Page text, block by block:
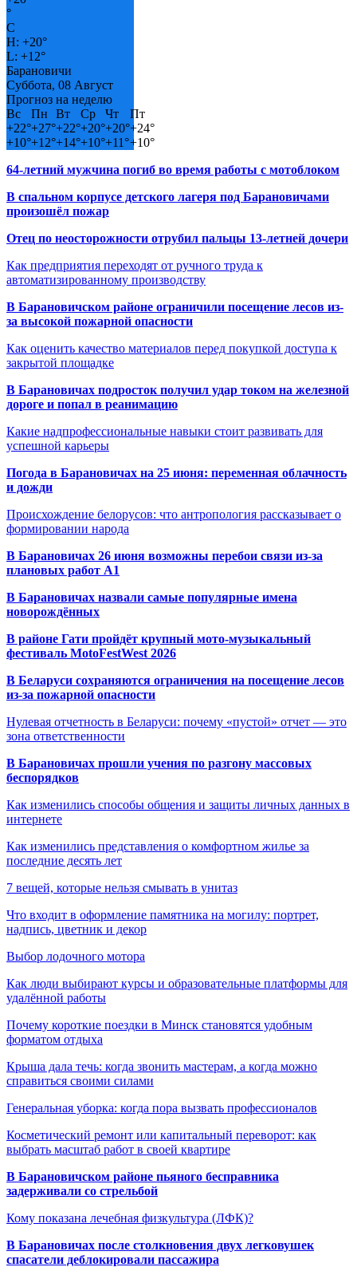
°
C
H: +20°
L: +12°
Барановичи
Суббота, 08 Август
Прогноз на неделю
Вс
Пн Вт Ср Чт
Пт
+22°+27°+22°+20°+20°+24°
+10°+12°+14°+10°+11°+10°
64-летний мужчина погиб во время работы с мотоблоком
В спальном корпусе детского лагеря под Барановичами
произошёл пожар
Отец по неосторожности отрубил пальцы 13-летней дочери
Как предприятия переходят от ручного труда к
автоматизированному производству
В Барановичском районе ограничили посещение лесов из-
за высокой пожарной опасности
Как оценить качество материалов перед покупкой доступа к
закрытой площадке
В Барановичах подросток получил удар током на железной
дороге и попал в реанимацию
Какие надпрофессиональные навыки стоит развивать для
успешной карьеры
Погода в Барановичах на 25 июня: переменная облачность
и дожди
Происхождение белорусов: что антропология рассказывает о
формировании народа
В Барановичах 26 июня возможны перебои связи из-за
плановых работ A1
В Барановичах назвали самые популярные имена
новорождённых
В районе Гати пройдёт крупный мото-музыкальный
фестиваль MotoFestWest 2026
В Беларуси сохраняются ограничения на посещение лесов
из-за пожарной опасности
Нулевая отчетность в Беларуси: почему «пустой» отчет — это
зона ответственности
В Барановичах прошли учения по разгону массовых
беспорядков
Как изменились способы общения и защиты личных данных в
интернете
Как изменились представления о комфортном жилье за
последние десять лет
7 вещей, которые нельзя смывать в унитаз
Что входит в оформление памятника на могилу: портрет,
надпись, цветник и декор
Выбор лодочного мотора
Как люди выбирают курсы и образовательные платформы для
удалённой работы
Почему короткие поездки в Минск становятся удобным
форматом отдыха
Крыша дала течь: когда звонить мастерам, а когда можно
справиться своими силами
Генеральная уборка: когда пора вызвать профессионалов
Косметический ремонт или капитальный переворот: как
выбрать масштаб работ в своей квартире
В Барановичском районе пьяного бесправника
задерживали со стрельбой
Кому показана лечебная физкультура (ЛФК)?
В Барановичах после столкновения двух легковушек
спасатели деблокировали пассажира